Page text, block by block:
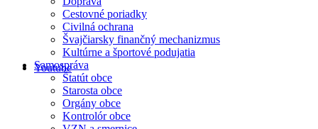
Youtube
Cestovné poriadky
Civilná ochrana
Švajčiarsky finančný mechanizmus
Kultúrne a športové podujatia
Samospráva
Štatút obce
Starosta obce
Orgány obce
Kontrolór obce